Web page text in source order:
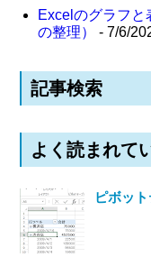
Excelのグラフと
の整理）
- 7/6/
記事検索
よく読まれて
ピボッ